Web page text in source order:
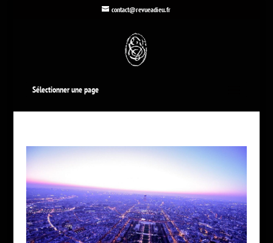
contact@revueadieu.fr
Sélectionner une page